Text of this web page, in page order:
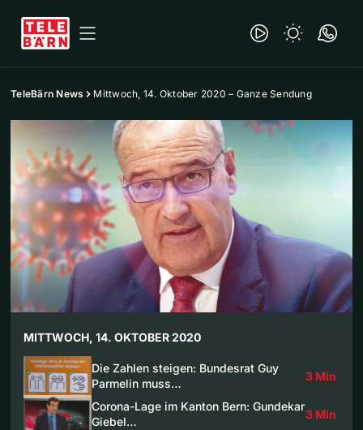
TeleBärn News Mittwoch, 14. Oktober 2020 – Ganze Sendung
MITTWOCH, 14. OKTOBER 2020
Die Zahlen steigen: Bundesrat Guy
Parmelin muss…
3 Min
Corona-Lage im Kanton Bern: Gundekar
Giebel…
3 Min